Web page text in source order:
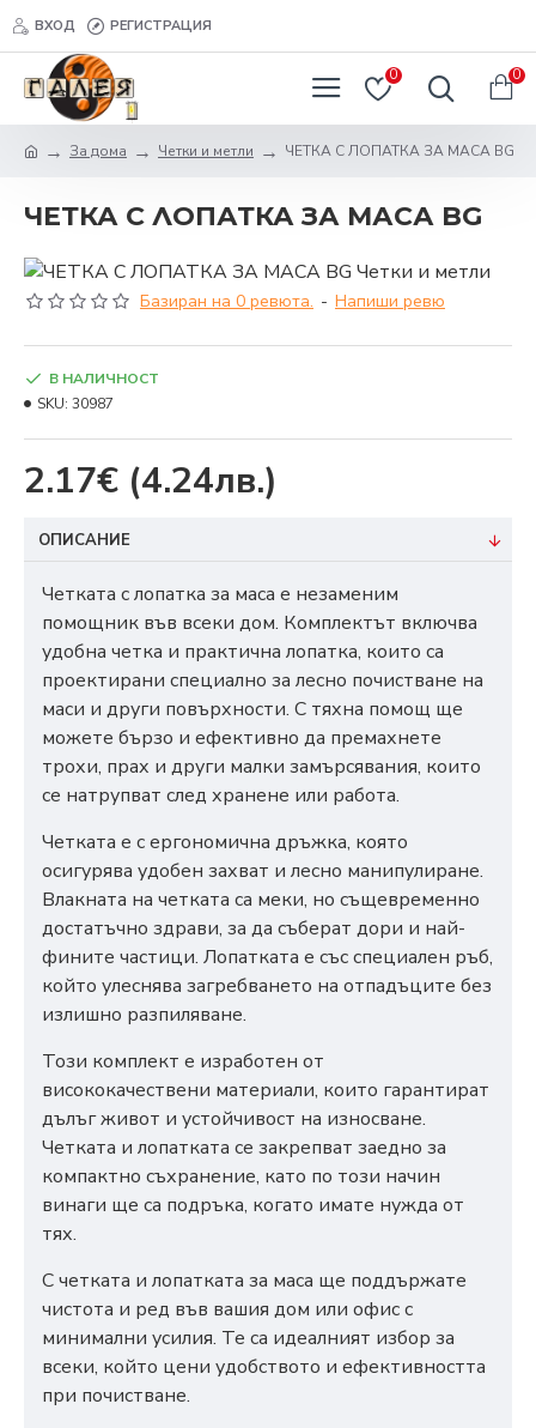
ВХОД РЕГИСТРАЦИЯ
0 0
За дома Четки и метли ЧЕТКА С ЛОПАТКА ЗА МАСА BG
ЧЕТКА С ЛОПАТКА ЗА МАСА BG
Базиран на 0 ревюта. - Напиши ревю
2.17€ (4.24лв.)
В НАЛИЧНОСТ
SKU: 30987
ОПИСАНИЕ
Четката с лопатка за маса е незаменим
помощник във всеки дом. Комплектът включва
удобна четка и практична лопатка, които са
проектирани специално за лесно почистване на
маси и други повърхности. С тяхна помощ ще
можете бързо и ефективно да премахнете
трохи, прах и други малки замърсявания, които
се натрупват след хранене или работа.
Четката е с ергономична дръжка, която
осигурява удобен захват и лесно манипулиране.
Влакната на четката са меки, но същевременно
достатъчно здрави, за да съберат дори и най-
фините частици. Лопатката е със специален ръб,
който улеснява загребването на отпадъците без
излишно разпиляване.
Този комплект е изработен от
висококачествени материали, които гарантират
дълъг живот и устойчивост на износване.
Четката и лопатката се закрепват заедно за
компактно съхранение, като по този начин
винаги ще са подръка, когато имате нужда от
тях.
С четката и лопатката за маса ще поддържате
чистота и ред във вашия дом или офис с
минимални усилия. Те са идеалният избор за
всеки, който цени удобството и ефективността
при почистване.